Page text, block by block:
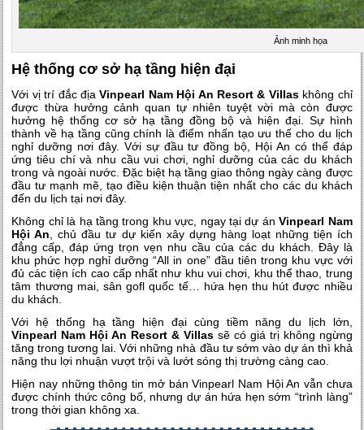
Ảnh minh họa
Hệ thống cơ sở hạ tầng hiện đại
Với vị trí đắc địaVinpearl Nam Hội An Resort & Villaskhông chỉ
được thừa hưởng cảnh quan tự nhiên tuyệt vời mà còn được
hưởng hệ thống cơ sở hạ tầng đồng bộ và hiện đại. Sự hình
thành về hạ tầng cũng chính là điểm nhấn tạo ưu thế cho du lịch
nghỉ dưỡng nơi đây. Với sự đầu tư đồng bộ, Hội An có thể đáp
ứng tiêu chí và nhu cầu vui chơi, nghỉ dưỡng của các du khách
trong và ngoài nước. Đặc biệt hạ tầng giao thông ngày càng được
đầu tư mạnh mẽ, tạo điều kiện thuận tiện nhất cho các du khách
đến du lịch tại nơi đây.
Không chỉ là hạ tầng trong khu vực, ngay tại dự ánVinpearl Nam
Hội An , chủ đầu tư dự kiến xây dựng hàng loạt những tiện ích
đẳng cấp, đáp ứng trọn vẹn nhu cầu của các du khách. Đây là
khu phức hợp nghỉ dưỡng “All in one” đầu tiên trong khu vực với
đủ các tiện ích cao cấp nhất như khu vui chơi, khu thể thao, trung
tâm thương mai, sân gofl quốc tế… hứa hẹn thu hút được nhiều
du khách.
Với hệ thống hạ tầng hiện đại cùng tiềm năng du lịch lớn,
Vinpearl Nam Hội An Resort & Villas sẽ có giá trị không ngừng
tăng trong tương lai. Với những nhà đầu tư sớm vào dự án thì khả
năng thu lợi nhuận vượt trội và lướt sóng thị trường càng cao.
Hiện nay những thông tin mở bán Vinpearl Nam Hội An vẫn chưa
được chính thức công bố, nhưng dự án hứa hẹn sớm “trình làng”
trong thời gian không xa.